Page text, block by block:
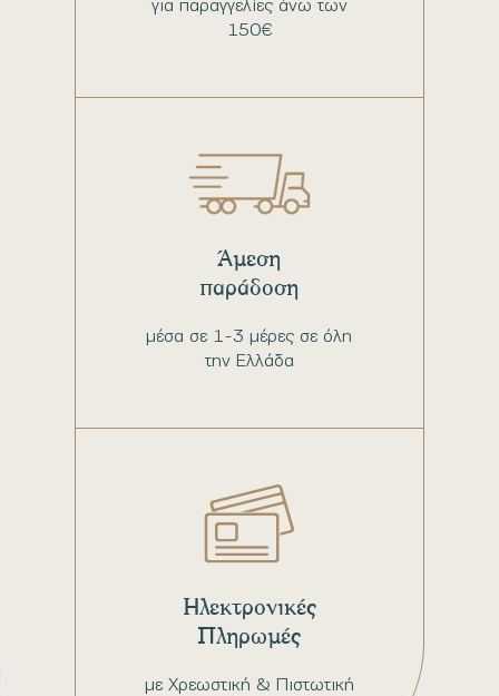
για παραγγελίες άνω των
150€
μέσα σε 1-3 μέρες σε όλη
την Ελλάδα
Άμεση
παράδοση
με Χρεωστική & Πιστωτική
Ηλεκτρονικές
Πληρωμές